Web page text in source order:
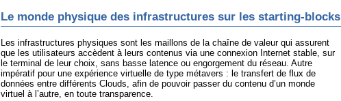
Le monde physique des infrastructures sur les starting-blocks
Les infrastructures physiques sont les maillons de la chaîne de valeur qui assurent
que les utilisateurs accèdent à leurs contenus via une connexion Internet stable, sur
le terminal de leur choix, sans basse latence ou engorgement du réseau. Autre
impératif pour une expérience virtuelle de type métavers : le transfert de flux de
données entre différents Clouds, afin de pouvoir passer du contenu d’un monde
virtuel à l’autre, en toute transparence.